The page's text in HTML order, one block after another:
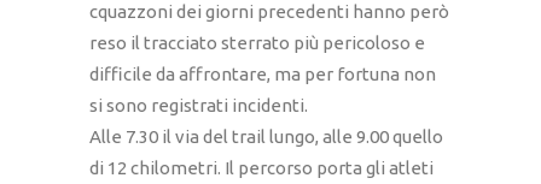
cquazzoni dei giorni precedenti hanno però
reso il tracciato sterrato più pericoloso e
difficile da affrontare, ma per fortuna non
si sono registrati incidenti.
Alle 7.30 il via del trail lungo, alle 9.00 quello
di 12 chilometri. Il percorso porta gli atleti